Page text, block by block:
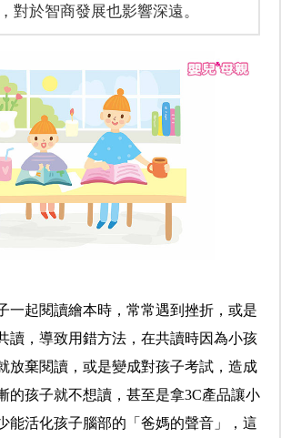
對於智商發展也影響深遠。
一起閱讀繪本時，常常遇到挫折，或是
讀，導致用錯方法，在共讀時因為小孩
放棄閱讀，或是變成對孩子考試，造成
的孩子就不想讀，甚至是拿3C產品讓小
能活化孩子腦部的「爸媽的聲音」，這